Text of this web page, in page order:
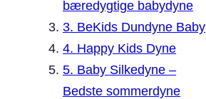
bæredygtige babydyne
3. BeKids Dundyne Baby
4. Happy Kids Dyne
5. Baby Silkedyne –
Bedste sommerdyne